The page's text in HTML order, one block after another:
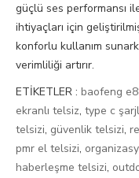
güçlü ses performansı
ihtiyaçları için
konforlu kullanım
verimliliği artırır.
ETİKETLER : baofeng
ekranlı telsiz, type c
telsizi, güvenlik telsizi,
pmr el telsizi,
haberleşme telsizi,